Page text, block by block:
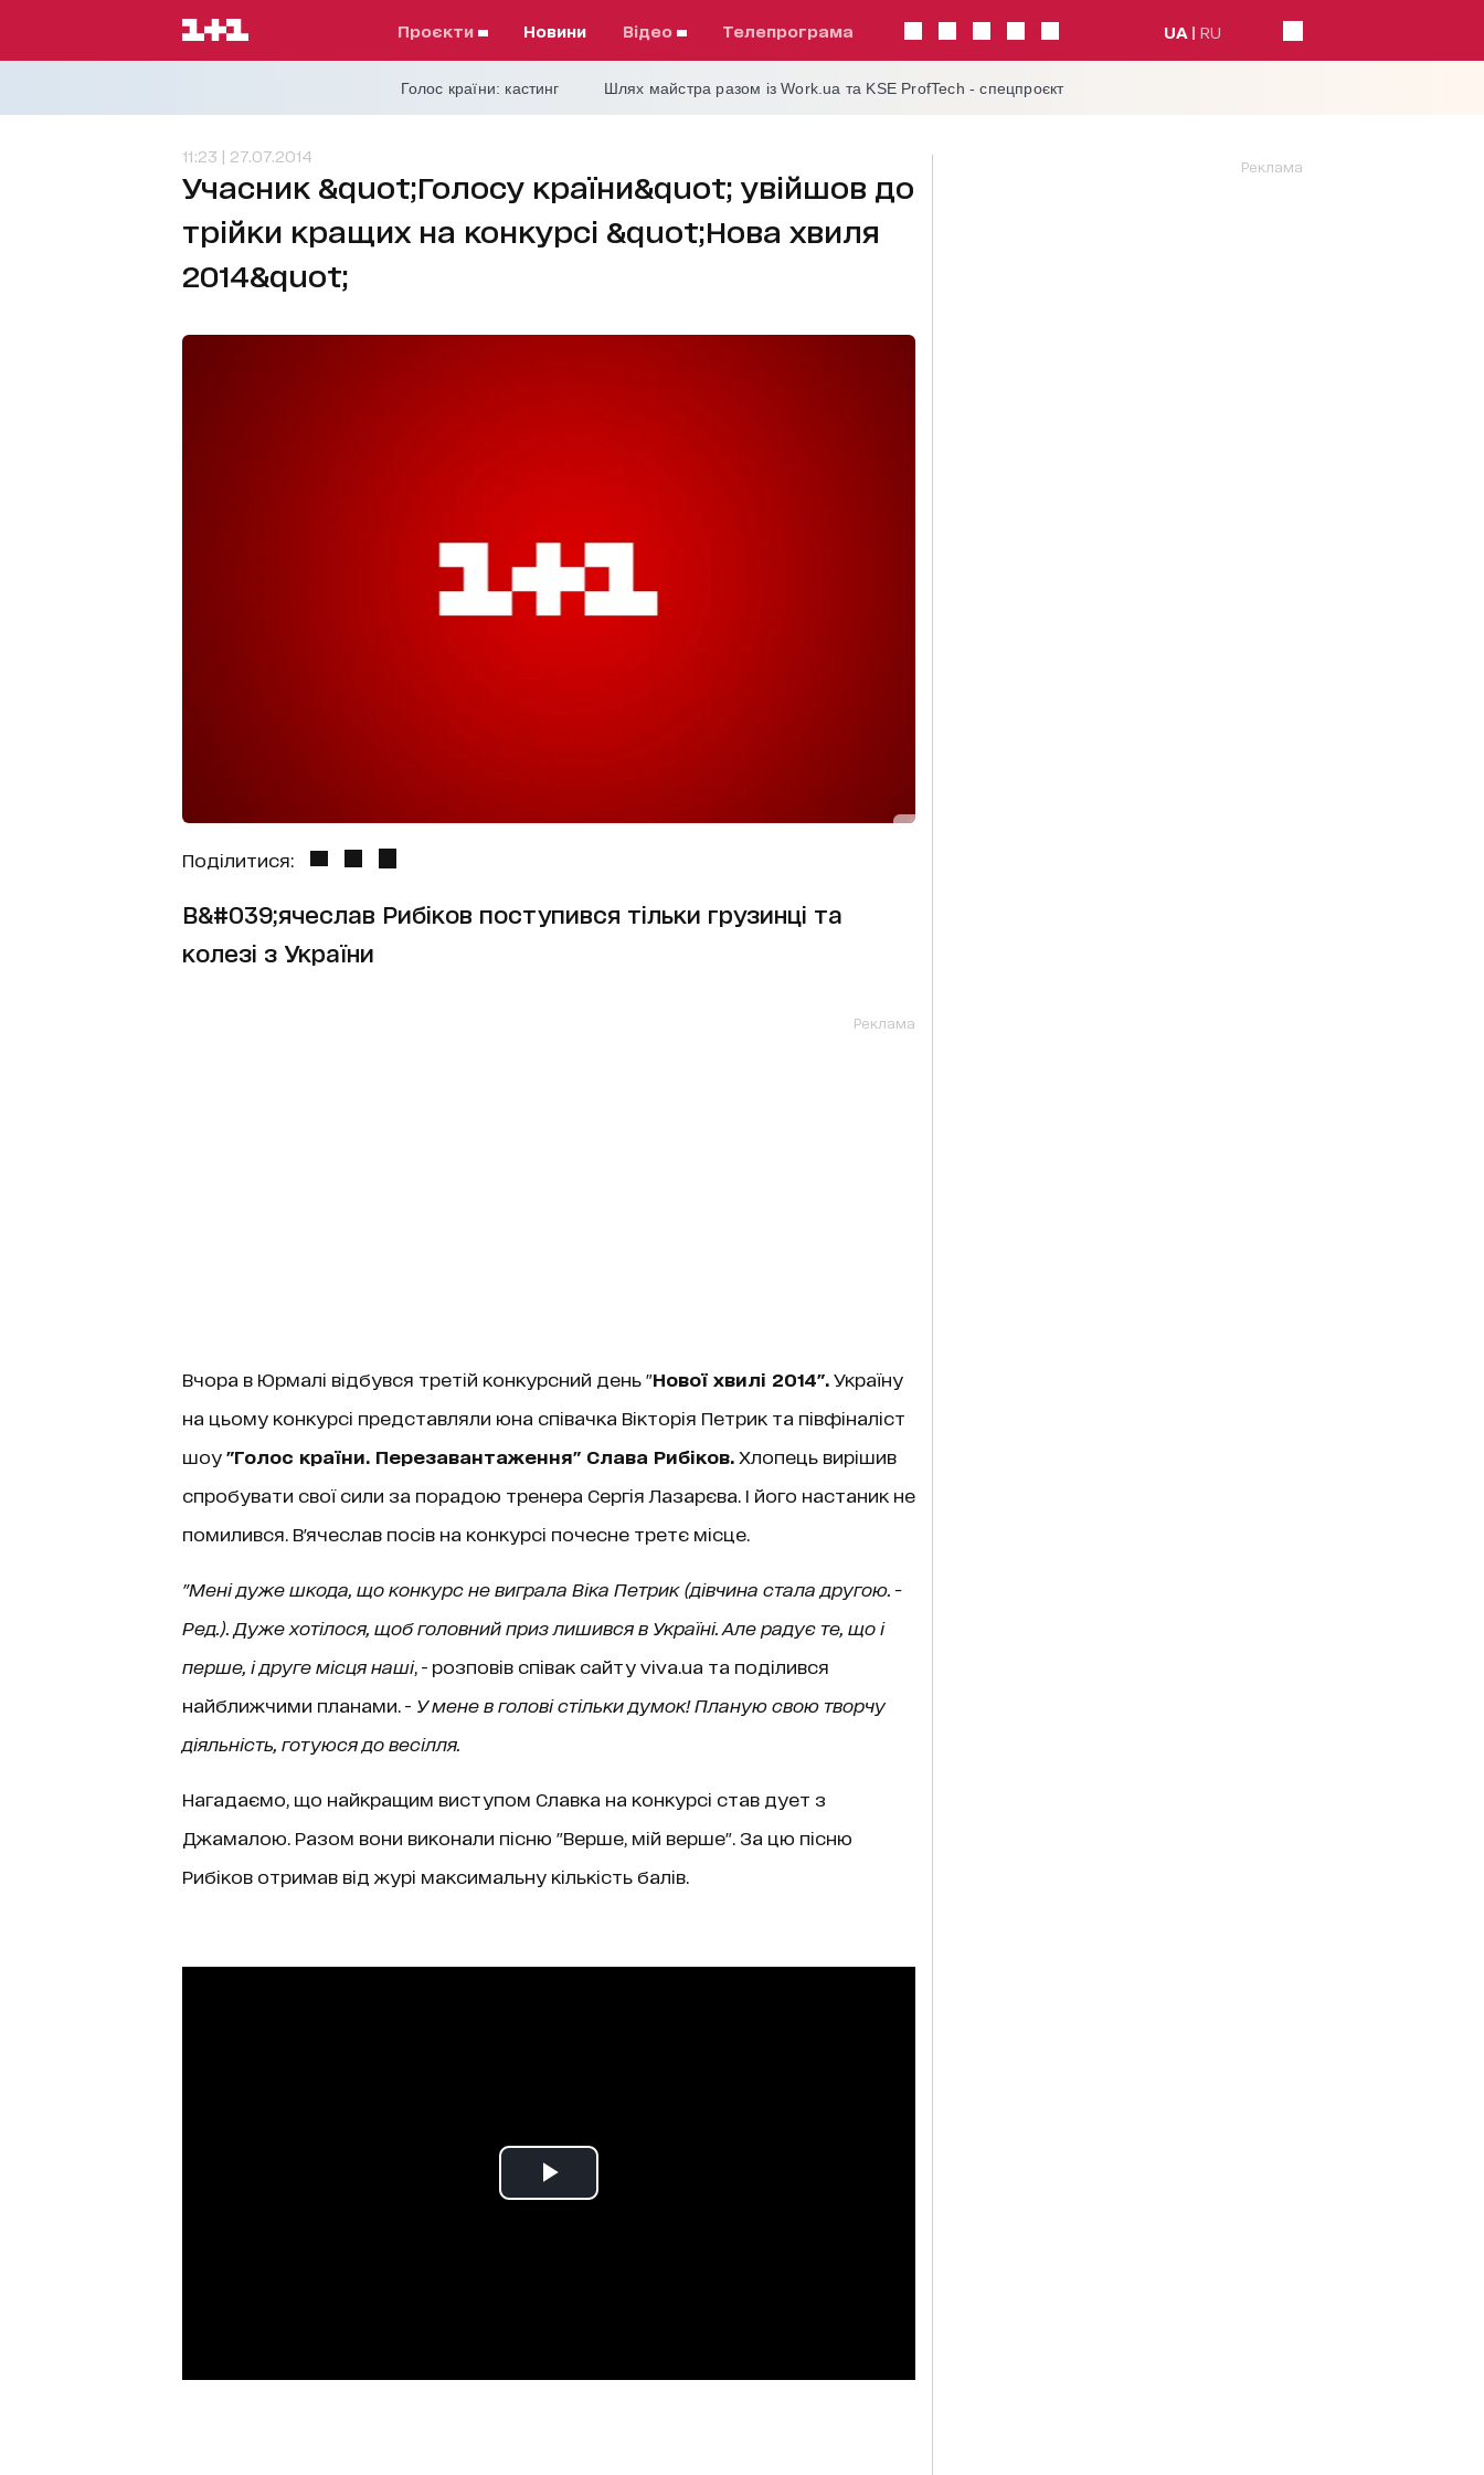
проєкти Новини відео телепрограма UA RU
Голос країни: кастинг Шлях майстра разом із Work.ua та KSE ProfTech - спецпроєкт
11:23 | 27.07.2014
Учасник &quot;Голосу країни&quot; увійшов до
трійки кращих на конкурсі &quot;Нова хвиля
2014&quot;
Поділитися:
В&#039;ячеслав Рибіков поступився тільки грузинці та
колезі з України
Реклама
Вчора в Юрмалі відбувся третій конкурсний день "Нової хвилі 2014".Україну
на цьому конкурсі представляли юна співачка Вікторія Петрик та півфіналіст
шоу "Голос країни. Перезавантаження" Слава Рибіков.Хлопець вирішив
спробувати свої сили за порадою тренера Сергія Лазарєва. І його настаник не
помилився. В'ячеслав посів на конкурсі почесне третє місце.
"Мені дуже шкода, що конкурс не виграла Віка Петрик (дівчина стала другою. -
Ред.). Дуже хотілося, щоб головний приз лишився в Україні. Але радує те, що і
перше, і друге місця наші, - розповів співак сайту viva.ua та поділився
найближчими планами. - У мене в голові стільки думок! Планую свою творчу
діяльність, готуюся до весілля.
Нагадаємо, що найкращим виступом Славка на конкурсі став дует з
Джамалою. Разом вони виконали пісню "Верше, мій верше". За цю пісню
Рибіков отримав від журі максимальну кількість балів.
Реклама